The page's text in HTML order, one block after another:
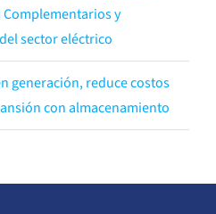
Complementarios y
sector eléctrico
generación, reduce costos
con almacenamiento